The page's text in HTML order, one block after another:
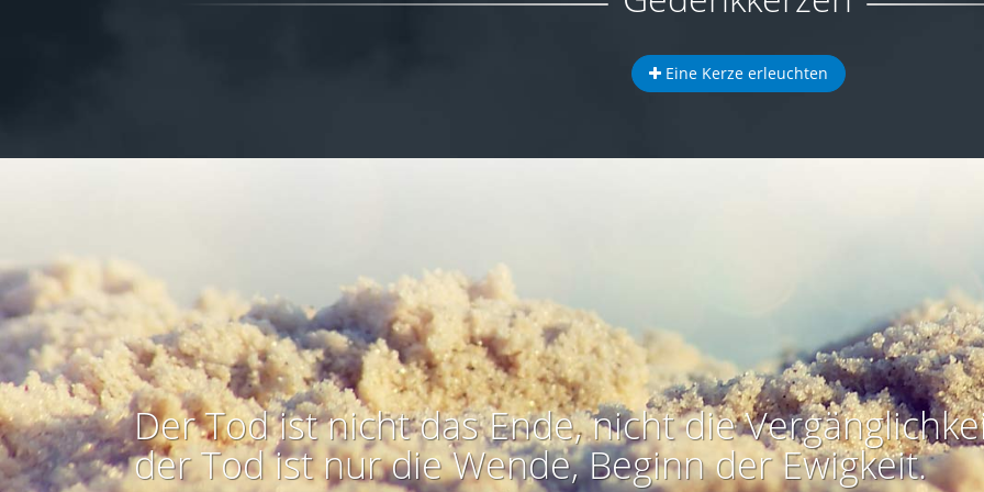
Eine Kerze erleuchten
Der Tod ist nicht das Ende, nicht die
der Tod ist nur die Wende, Beginn der Ewigkeit.